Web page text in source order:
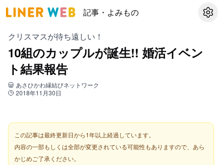
記事・よみもの 設定
クリスマスが待ち遠しい！
10組のカップルが誕生!! 婚活イベン
ト結果報告
あさひかわ縁結びネットワーク
2018年11月30日
この記事は最終更新日から1年以上経過しています。
内容の一部もしくは全部が変更されている可能性もありますので、あら
かじめご了承ください。